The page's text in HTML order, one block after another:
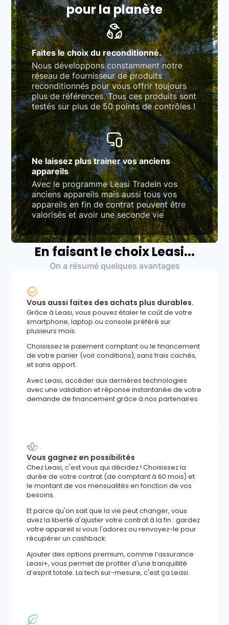
pour la planète
Faites le choix du reconditionné.
Nous développons constamment notre
réseau de fournisseur de produits
reconditionnés pour vous offrir toujours
plus de références. Tous ces produits sont
testés sur plus de 50 points de contrôles !
Ne laissez plus trainer vos anciens
appareils
Avec le programme Leasi TradeIn vos
anciens appareils mais aussi tous vos
appareils en fin de contrat peuvent être
valorisés et avoir une seconde vie
En faisant le choix Leasi...
On a résumé quelques avantages
Vous aussi faites des achats plus durables.
Grâce à Leasi, vous pouvez étaler le coût de votre
smartphone, laptop ou console préféré sur
plusieurs mois.
Choisissez le paiement comptant ou le financement
de votre panier (voir conditions), sans frais cachés,
et sans apport.
Avec Leasi, accéder aux dernières technologies
avec une validation et réponse instantanée de votre
demande de financement grâce à nos partenaires
Vous gagnez en possibilités
Chez Leasi, c'est vous qui décidez ! Choisissez la
durée de votre contrat (de comptant à 60 mois) et
le montant de vos mensualités en fonction de vos
besoins.
Et parce qu'on sait que la vie peut changer, vous
avez la liberté d'ajuster votre contrat à la fin : gardez
votre appareil si vous l'adorez ou renvoyez-le pour
récupérer un cashback.
Ajouter des options premium, comme l’assurance
Leasi+, vous permet de profiter d'une tranquillité
d’esprit totale. La tech sur-mesure, c'est ça Leasi.